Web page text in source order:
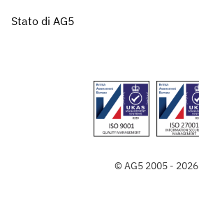
Stato di AG5
© AG5 2005 - 2026